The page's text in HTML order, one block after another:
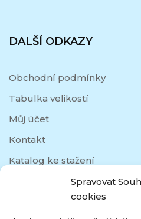
Spravovat
cookies
DALŠÍ ODKAZY
Obchodní podmínky
Tabulka velikostí
Můj účet
Kontakt
Katalog ke stažení